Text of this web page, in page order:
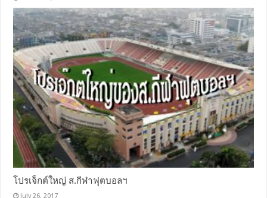
โปรเจ็กต์ใหญ่ ส.กีฬาฟุตบอลฯ
July 26, 2017